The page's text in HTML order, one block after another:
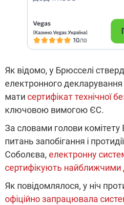
Як відомо, у Брюсселі
електронного
мати сертифікат технічної
ключовою вимогою ЄС.
За словами голови комітету
питань запобігання і
Соболєва, електронну
сертифікують найближчими
Як повідомлялося, у ніч
офіційно запрацювала